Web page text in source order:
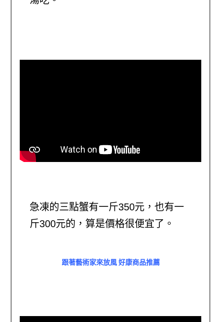
急凍的三點蟹有一斤350元，也有一
斤300元的，算是價格很便宜了。
跟著藝術家來放風 好康商品推薦